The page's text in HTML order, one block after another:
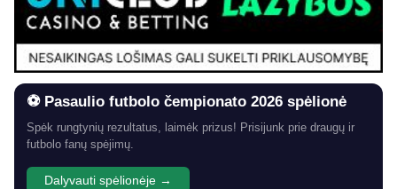
⚽ Pasaulio futbolo čempionato 2026 spėlionė
Spėk rungtynių rezultatus, laimėk prizus! Prisijunk prie draugų ir
futbolo fanų spėjimų.
Dalyvauti spėlionėje →